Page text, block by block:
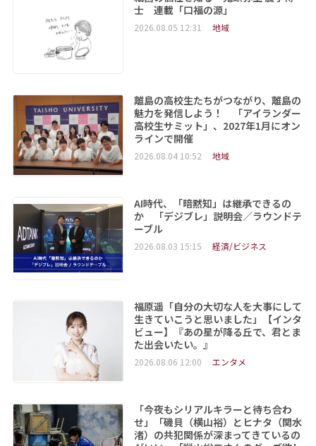
士 連載「口福の源」
2026.08.05 12:31 地域
離島の高校生たちがつながり、離島の
魅力を発信しよう！ 「アイランダー
高校生サミット」、2027年1月にオン
ラインで開催
2026.08.04 10:52 地域
AI時代、「暗黙知」は継承できるの
か 「デジブレ」説明会／ラウンドテ
ーブル
2026.08.03 15:15 経済/ビジネス
福原遥「自分の大切な人を大事にして
生きていこうと思いました」【インタ
ビュー】『あの星が降る丘で、君とま
た出会いたい。』
2026.08.06 12:00 エンタメ
「今夜もシリアルキラーと待ち合わ
せ」「磯貝（横山裕）とヒナタ（関水
渚）の共犯関係が深まってきているの